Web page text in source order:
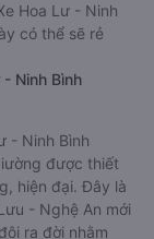
Hoa Lư - Ninh
có thể sẽ rẻ
Ninh Bình
- Ninh Bình
được thiết
hiện đại. Đây là
- Nghệ An mới
ra đời nhằm